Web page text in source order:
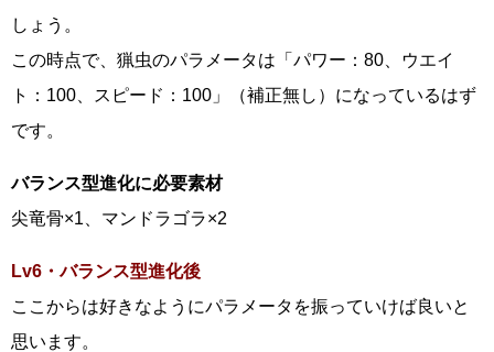
しょう。
この時点で、猟虫のパラメータは「パワー：80、ウエイ
ト：100、スピード：100」（補正無し）になっているはず
です。
バランス型進化に必要素材
尖竜骨×1、マンドラゴラ×2
Lv6・バランス型進化後
ここからは好きなようにパラメータを振っていけば良いと
思います。